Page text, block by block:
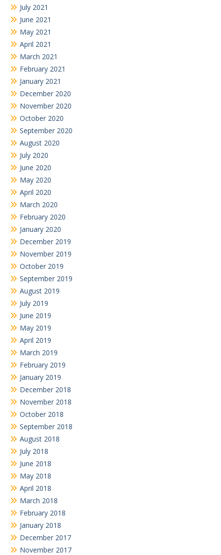
July 2021
June 2021
May 2021
April 2021
March 2021
February 2021
January 2021
December 2020
November 2020
October 2020
September 2020
August 2020
July 2020
June 2020
May 2020
April 2020
March 2020
February 2020
January 2020
December 2019
November 2019
October 2019
September 2019
August 2019
July 2019
June 2019
May 2019
April 2019
March 2019
February 2019
January 2019
December 2018
November 2018
October 2018
September 2018
August 2018
July 2018
June 2018
May 2018
April 2018
March 2018
February 2018
January 2018
December 2017
November 2017